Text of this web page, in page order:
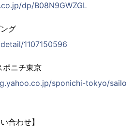
dp/B08N9GWZGL
グ
1107150596
ポニチ東京
sponichi-tokyo/sailo
合わせ】